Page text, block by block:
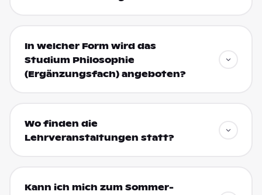
In welcher Form wird das
Studium Philosophie
(Ergänzungsfach) angeboten?
Wo finden die
Lehrveranstaltungen statt?
Kann ich mich zum Sommer-